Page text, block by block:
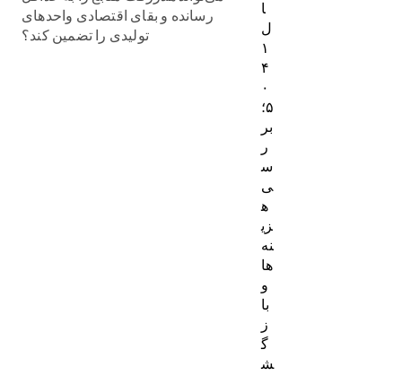
ا
ل
۱
۴
۰
۵؛
بر
ر
س
ی
ه
زی
نه‌
ها
و
با
ز
گ
ش
رسانده و بقای اقتصادی واحدهای
تولیدی را تضمین کند؟